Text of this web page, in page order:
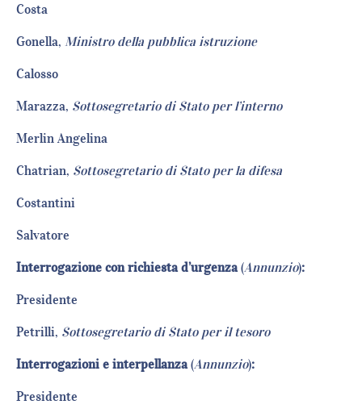
Costa
Gonella, Ministro della pubblica istruzione
Calosso
Marazza, Sottosegretario di Stato per l’interno
Merlin Angelina
Chatrian, Sottosegretario di Stato per la difesa
Costantini
Salvatore
Interrogazione con richiesta d’urgenza(Annunzio):
Presidente
Petrilli, Sottosegretario di Stato per il tesoro
Interrogazioni e interpellanza(Annunzio):
Presidente